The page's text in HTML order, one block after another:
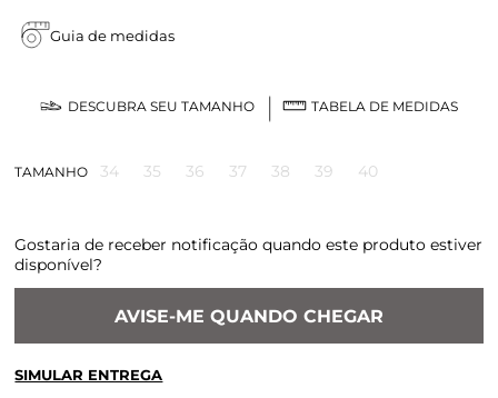
Guia de medidas
DESCUBRA SEU TAMANHO TABELA DE MEDIDAS
TAMANHO 34 35 36 37 38 39 40
Gostaria de receber notificação quando este produto estiver
disponível?
AVISE-ME QUANDO CHEGAR
SIMULAR ENTREGA